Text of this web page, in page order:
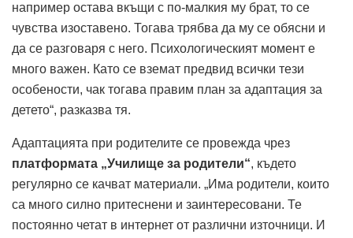
например остава вкъщи с по-малкия му брат, то се
чувства изоставено. Тогава трябва да му се обясни и
да се разговаря с него. Психологическият момент е
много важен. Като се вземат предвид всички тези
особености, чак тогава правим план за адаптация за
детето“, разказва тя.
Адаптацията при родителите се провежда чрез
платформата „Училище за родители“, където
регулярно се качват материали. „Има родители, които
са много силно притеснени и заинтересовани. Те
постоянно четат в интернет от различни източници. И